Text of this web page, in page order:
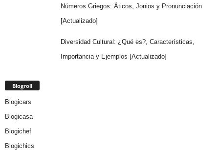
Números Griegos: Áticos, Jonios y Pronunciación
[Actualizado]
Diversidad Cultural: ¿Qué es?, Características,
Importancia y Ejemplos [Actualizado]
Blogroll
Blogicars
Blogicasa
Blogichef
Blogichics